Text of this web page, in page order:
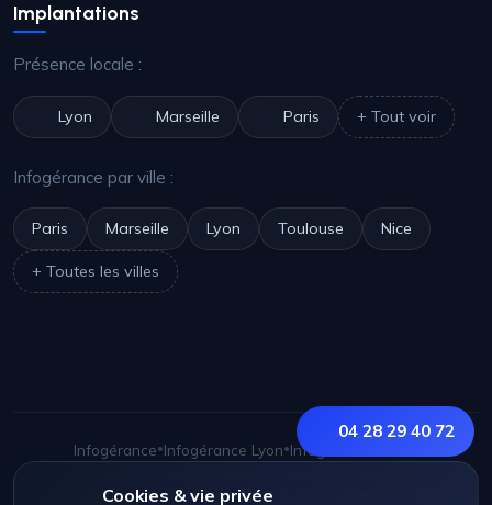
04 28 29 40 72
Cookies & vie privée
Implantations
Présence locale :
Lyon Marseille Paris + Tout voir
Infogérance par ville :
Paris Marseille Lyon Toulouse Nice
+ Toutes les villes
Infogérance•Infogérance Lyon•Infogérance Paris
Maintenance Lyon•Cybersécurité Lyon